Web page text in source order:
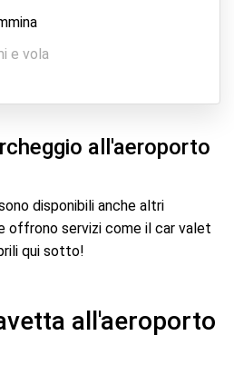
e vola
all'aeroporto
disponibili anche altri
offrono servizi come il car valet
qui sotto!
all'aeroporto